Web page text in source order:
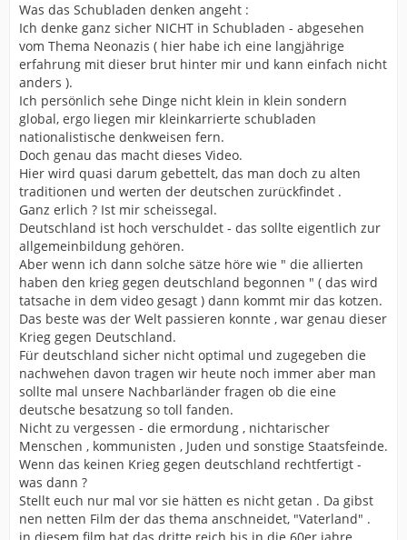
Was das Schubladen denken angeht :
Ich denke ganz sicher NICHT in Schubladen - abgesehen
vom Thema Neonazis ( hier habe ich eine langjährige
erfahrung mit dieser brut hinter mir und kann einfach nicht
anders ).
Ich persönlich sehe Dinge nicht klein in klein sondern
global, ergo liegen mir kleinkarrierte schubladen
nationalistische denkweisen fern.
Doch genau das macht dieses Video.
Hier wird quasi darum gebettelt, das man doch zu alten
traditionen und werten der deutschen zurückfindet .
Ganz erlich ? Ist mir scheissegal.
Deutschland ist hoch verschuldet - das sollte eigentlich zur
allgemeinbildung gehören.
Aber wenn ich dann solche sätze höre wie " die allierten
haben den krieg gegen deutschland begonnen " ( das wird
tatsache in dem video gesagt ) dann kommt mir das kotzen.
Das beste was der Welt passieren konnte , war genau dieser
Krieg gegen Deutschland.
Für deutschland sicher nicht optimal und zugegeben die
nachwehen davon tragen wir heute noch immer aber man
sollte mal unsere Nachbarländer fragen ob die eine
deutsche besatzung so toll fanden.
Nicht zu vergessen - die ermordung , nichtarischer
Menschen , kommunisten , Juden und sonstige Staatsfeinde.
Wenn das keinen Krieg gegen deutschland rechtfertigt -
was dann ?
Stellt euch nur mal vor sie hätten es nicht getan . Da gibst
nen netten Film der das thema anschneidet, "Vaterland" .